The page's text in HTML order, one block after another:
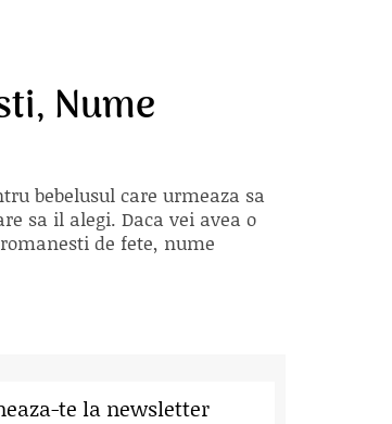
Nume
bebelusul care urmeaza sa
sa il alegi. Daca vei avea o
de fete, nume
te la newsletter